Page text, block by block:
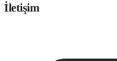
İletişim